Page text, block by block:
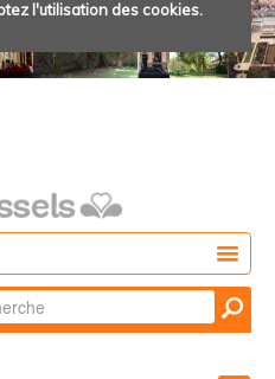
l'utilisation des cookies.
par